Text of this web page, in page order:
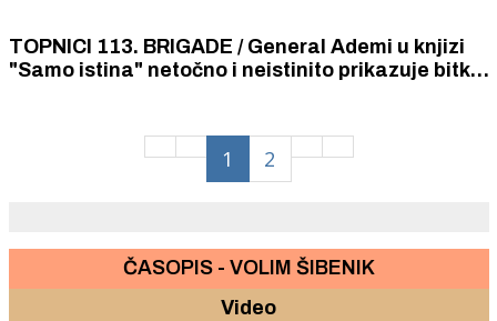
TOPNICI 113. BRIGADE / General Ademi u knjizi
"Samo istina" netočno i neistinito prikazuje bitku
1 2
ČASOPIS - VOLIM ŠIBENIK
Video